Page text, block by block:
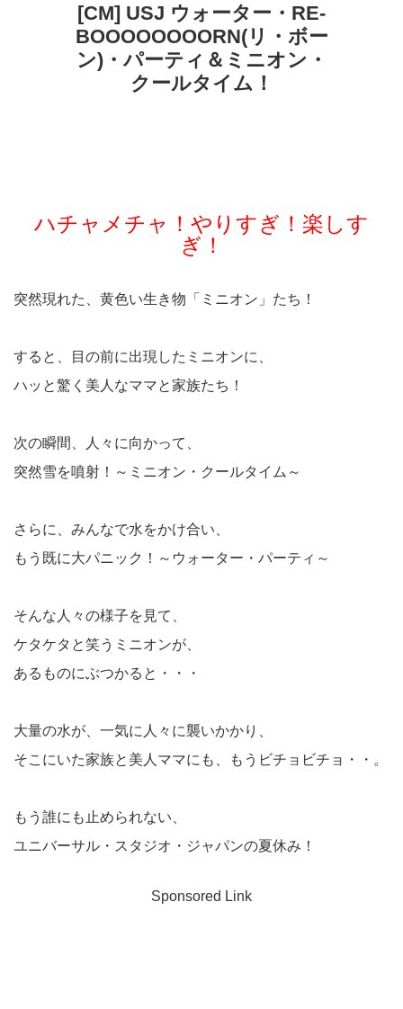
[CM] USJ ウォーター・RE-
BOOOOOOOORN(リ・ボー
ン)・パーティ＆ミニオン・
クールタイム！
ハチャメチャ！やりすぎ！楽しす
ぎ！
突然現れた、黄色い生き物「ミニオン」たち！
すると、目の前に出現したミニオンに、
ハッと驚く美人なママと家族たち！
次の瞬間、人々に向かって、
突然雪を噴射！～ミニオン・クールタイム～
さらに、みんなで水をかけ合い、
もう既に大パニック！～ウォーター・パーティ～
そんな人々の様子を見て、
ケタケタと笑うミニオンが、
あるものにぶつかると・・・
大量の水が、一気に人々に襲いかかり、
そこにいた家族と美人ママにも、もうビチョビチョ・・。
もう誰にも止められない、
ユニバーサル・スタジオ・ジャパンの夏休み！
Sponsored Link